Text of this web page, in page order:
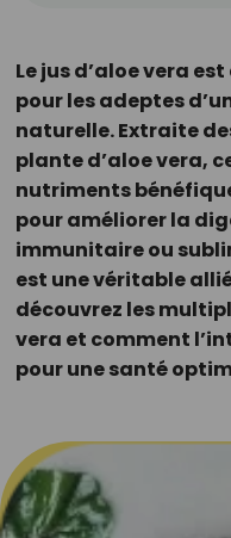
Le jus d’aloe vera
pour les adeptes
naturelle. Extraite
plante d’aloe vera,
nutriments
pour améliorer la
immunitaire ou
est une véritable
découvrez les
vera et comment
pour une santé